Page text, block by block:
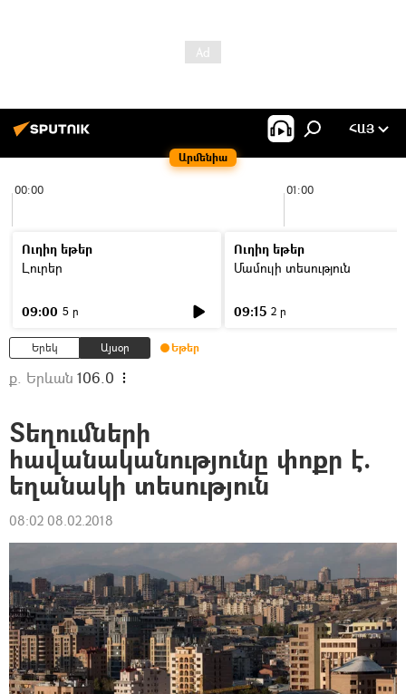
Արմենիա
ՀԱՅ
00:00 01:00
Ուղիղ եթեր
Լուրեր
09:00 5 ր
Ուղիղ եթեր
Մամուլի տեսություն
09:15 2 ր
Երեկ Այսօր Եթեր
ք. Երևան 106.0
Տեղումների
հավանականությունը փոքր է.
եղանակի տեսություն
08:02 08.02.2018